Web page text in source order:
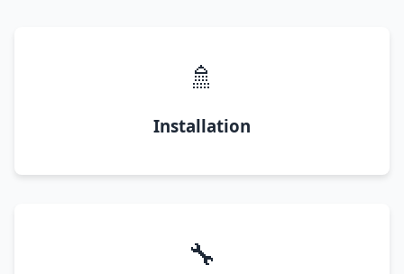
🚿
Installation
🔧